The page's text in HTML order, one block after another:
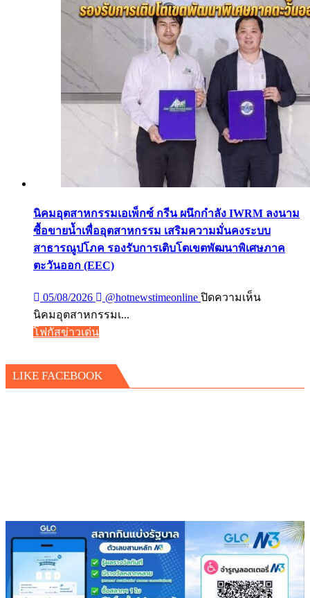
สร้าง
ความ
ปลอดภัย
ประชาชน
​นิคมอุตสาหกรรมเอเพ็กซ์ กรีน ผนึกกำลัง IWRM ลงนาม
ซื้อขายน้ำเพื่ออุตสาหกรรม เสริมความมั่นคงระบบ
สาธารณูปโภค รองรับการเติบโตเขตพัฒนาพิเศษภาค
ตะวันออก (EEC)
05/08/2026 @hotnewstimeonline ปิดความเห็นบน
ขาย
น้ำ
เพื่อ
อุตสาหก
​นิคมอุตสาหกรรมเ...
โฟกัสข่าวเด่น
LIKE FACEBOOK